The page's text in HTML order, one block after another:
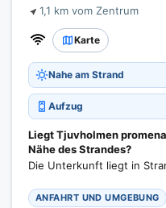
1,1 km vom Zentrum
Karte
Nahe am Strand
Aufzug
Liegt Tjuvholmen
Nähe des Strandes?
Die Unterkunft liegt in
ANFAHRT UND UMGEBUNG